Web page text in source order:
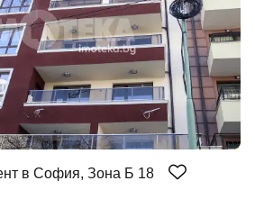
в София, Зона Б 18